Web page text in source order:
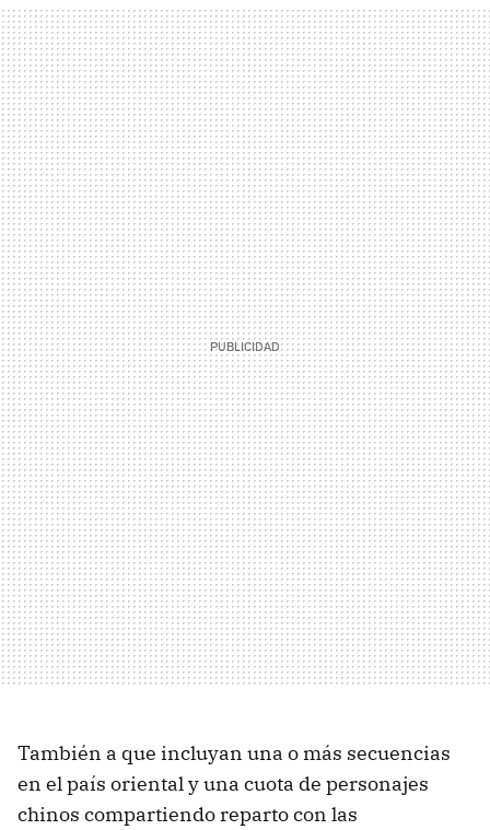
También a que incluyan una o más secuencias
en el país oriental y una cuota de personajes
chinos compartiendo reparto con las